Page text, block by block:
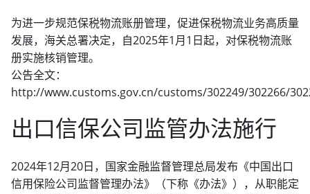
为进一步规范保税物流账册管理，促进保税物流业务高质量
发展，海关总署决定，自2025年1月1日起，对保税物流账
册实施核销管理。
公告全文：
http://www.customs.gov.cn/customs/302249/302266/
出口信保公司监管办法施行
2024年12月20日，国家金融监督管理总局发布《中国出口
信用保险公司监督管理办法》（下称《办法》），从职能定